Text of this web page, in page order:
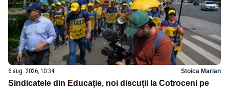
6 aug. 2026, 10:34 Stoica Marian
Sindicatele din Educație, noi discuții la Cotroceni pe